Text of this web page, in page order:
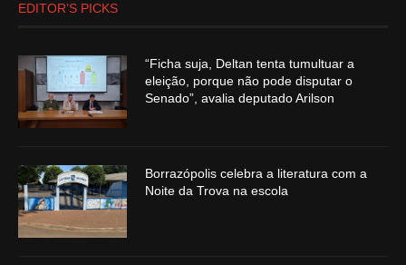
EDITOR’S PICKS
“Ficha suja, Deltan tenta tumultuar a
eleição, porque não pode disputar o
Senado”, avalia deputado Arilson
Borrazópolis celebra a literatura com a
Noite da Trova na escola